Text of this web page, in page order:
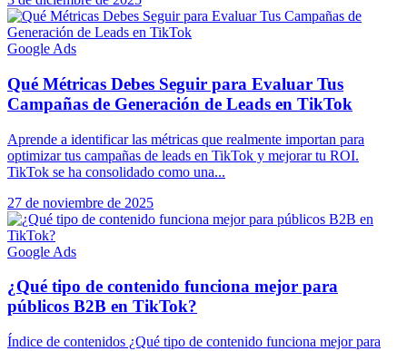
Google Ads
Qué Métricas Debes Seguir para Evaluar Tus
Campañas de Generación de Leads en TikTok
Aprende a identificar las métricas que realmente importan para
optimizar tus campañas de leads en TikTok y mejorar tu ROI.
TikTok se ha consolidado como una...
27 de noviembre de 2025
Google Ads
¿Qué tipo de contenido funciona mejor para
públicos B2B en TikTok?
Índice de contenidos ¿Qué tipo de contenido funciona mejor para